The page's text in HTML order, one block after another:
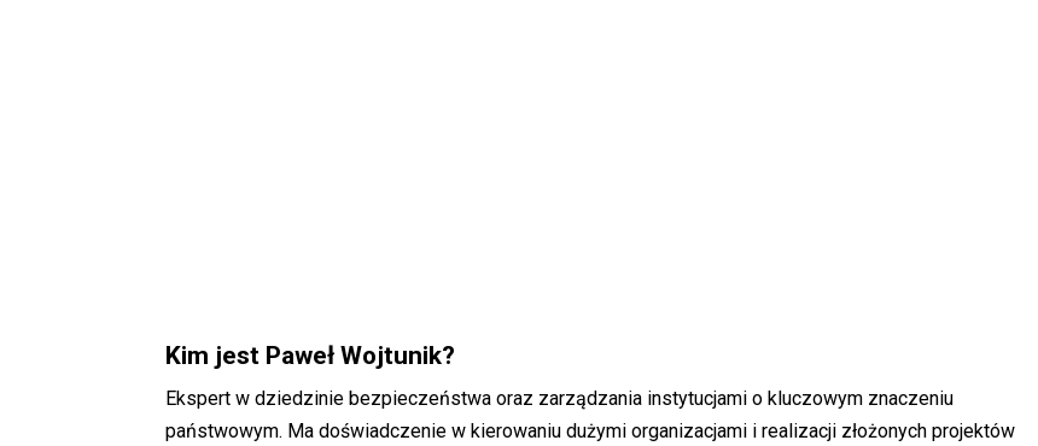
Kim jest Paweł Wojtunik?
Ekspert w dziedzinie bezpieczeństwa oraz zarządzania instytucjami o kluczowym znaczeniu
państwowym. Ma doświadczenie w kierowaniu dużymi organizacjami i realizacji złożonych projektów